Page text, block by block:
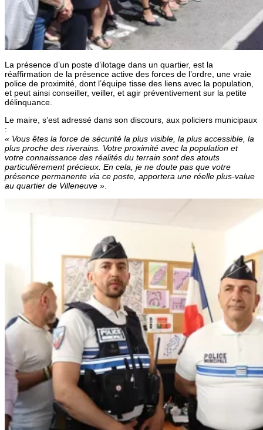
La présence d’un poste d’ilotage dans un quartier, est la
réaffirmation de la présence active des forces de l’ordre, une vraie
police de proximité, dont l’équipe tisse des liens avec la population,
et peut ainsi conseiller, veiller, et agir préventivement sur la petite
délinquance.
Le maire, s’est adressé dans son discours, aux policiers municipaux
:
« Vous êtes la force de sécurité la plus visible, la plus accessible, la
plus proche des riverains. Votre proximité avec la population et
votre connaissance des réalités du terrain sont des atouts
particulièrement précieux. En cela, je ne doute pas que votre
présence permanente via ce poste, apportera une réelle plus-value
au quartier de Villeneuve »